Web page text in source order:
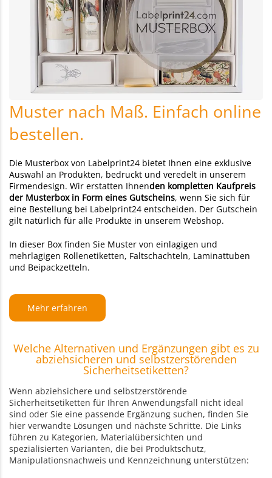
Muster nach Maß. Einfach online
bestellen.
Die Musterbox von Labelprint24 bietet Ihnen eine exklusive
Auswahl an Produkten, bedruckt und veredelt in unserem
Firmendesign. Wir erstatten Ihnenden kompletten Kaufpreis
der Musterbox in Form eines Gutscheins, wenn Sie sich für
eine Bestellung bei Labelprint24 entscheiden. Der Gutschein
gilt natürlich für alle Produkte in unserem Webshop.
In dieser Box finden Sie Muster von einlagigen und
mehrlagigen Rollenetiketten, Faltschachteln, Laminattuben
und Beipackzetteln.
Mehr erfahren
Welche Alternativen und Ergänzungen gibt es zu
abziehsicheren und selbstzerstörenden
Sicherheitsetiketten?
Wenn abziehsichere und selbstzerstörende
Sicherheitsetiketten für Ihren Anwendungsfall nicht ideal
sind oder Sie eine passende Ergänzung suchen, finden Sie
hier verwandte Lösungen und nächste Schritte. Die Links
führen zu Kategorien, Materialübersichten und
spezialisierten Varianten, die bei Produktschutz,
Manipulationsnachweis und Kennzeichnung unterstützen: